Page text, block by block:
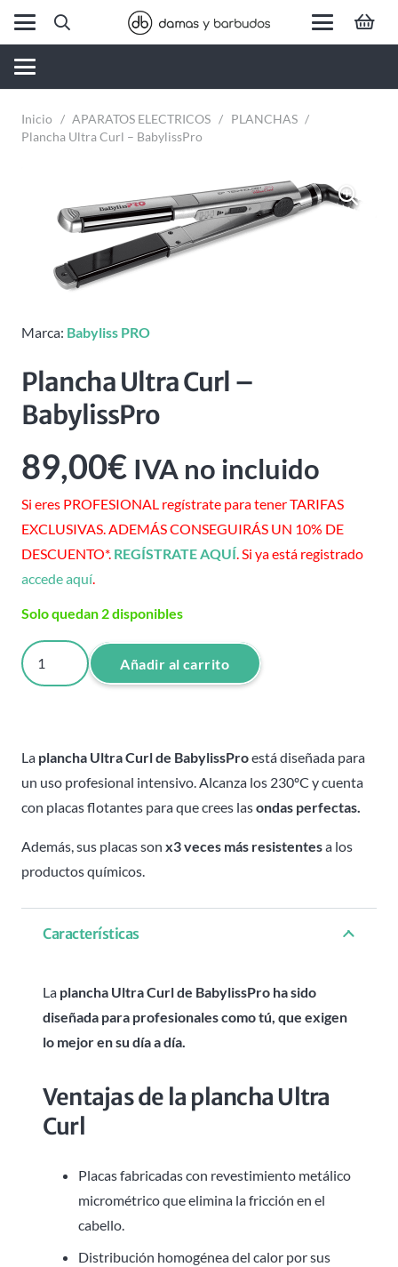
Inicio / APARATOS ELECTRICOS / PLANCHAS /
Plancha Ultra Curl – BabylissPro
Marca: Babyliss PRO
Plancha Ultra Curl –
BabylissPro
89,00€ IVA no incluido
Si eres PROFESIONAL regístrate para tener TARIFAS
EXCLUSIVAS. ADEMÁS CONSEGUIRÁS UN 10% DE
DESCUENTO*. REGÍSTRATE AQUÍ. Si ya está registrado
accede aquí.
Solo quedan 2 disponibles
Plancha
Ultra
BabylissPro
Añadir al carrito
La plancha Ultra Curl de BabylissProestá diseñada para
un uso profesional intensivo. Alcanza los 230ºC y cuenta
con placas flotantes para que crees lasondas perfectas.
Además, sus placas son x3 veces más resistentesa los
productos químicos.
Características
La plancha Ultra Curl de BabylissPro ha sido
diseñada para profesionales como tú, que exigen
lo mejor en su día a día.
Ventajas de la plancha Ultra
Curl
Placas fabricadas con revestimiento metálico
micrométrico que elimina la fricción en el
cabello.
Distribución homogénea del calor por sus